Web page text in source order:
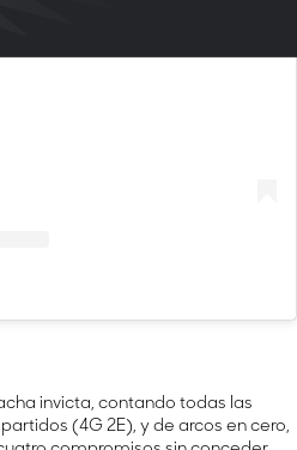
invicta, contando todas las
(4G 2E), y de arcos en cero,